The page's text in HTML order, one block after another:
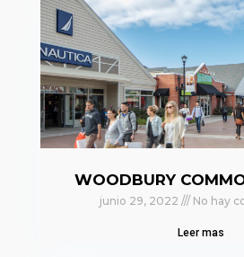
WOODBURY
junio 29, 2022 No hay
Leer mas